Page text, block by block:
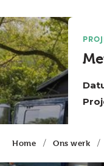
Home / Ons werk /